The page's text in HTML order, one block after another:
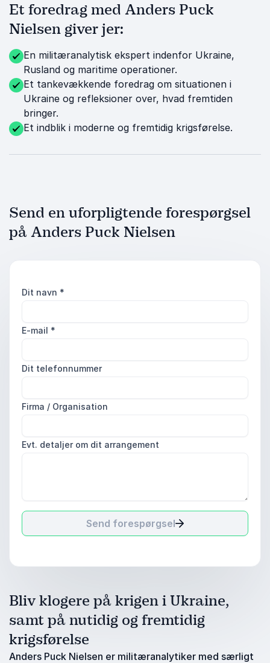
Et foredrag med Anders Puck
Nielsen giver jer:
En militæranalytisk ekspert indenfor Ukraine,
Rusland og maritime operationer.
Et tankevækkende foredrag om situationen i
Ukraine og refleksioner over, hvad fremtiden
bringer.
Et indblik i moderne og fremtidig krigsførelse.
Send en uforpligtende forespørgsel
på Anders Puck Nielsen
Dit navn *
E-mail *
Dit telefonnummer
Firma / Organisation
Evt. detaljer om dit arrangement
Send forespørgsel
Bliv klogere på krigen i Ukraine,
samt på nutidig og fremtidig
krigsførelse
Anders Puck Nielsen er militæranalytiker med særligt